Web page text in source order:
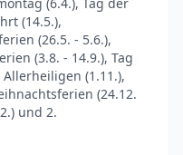
(14.5.),
(26.5. - 5.6.),
(3.8. - 14.9.), Tag
(1.11.),
(24.12.
und 2.